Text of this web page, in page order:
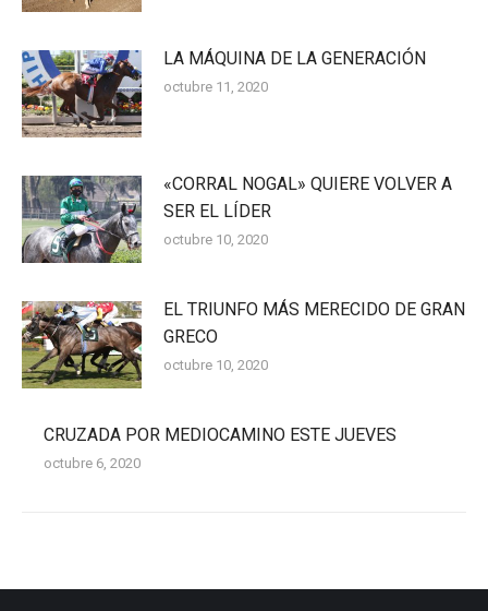
LA MÁQUINA DE LA GENERACIÓN
octubre 11, 2020
«CORRAL NOGAL» QUIERE VOLVER A
SER EL LÍDER
octubre 10, 2020
EL TRIUNFO MÁS MERECIDO DE GRAN
GRECO
octubre 10, 2020
CRUZADA POR MEDIOCAMINO ESTE JUEVES
octubre 6, 2020